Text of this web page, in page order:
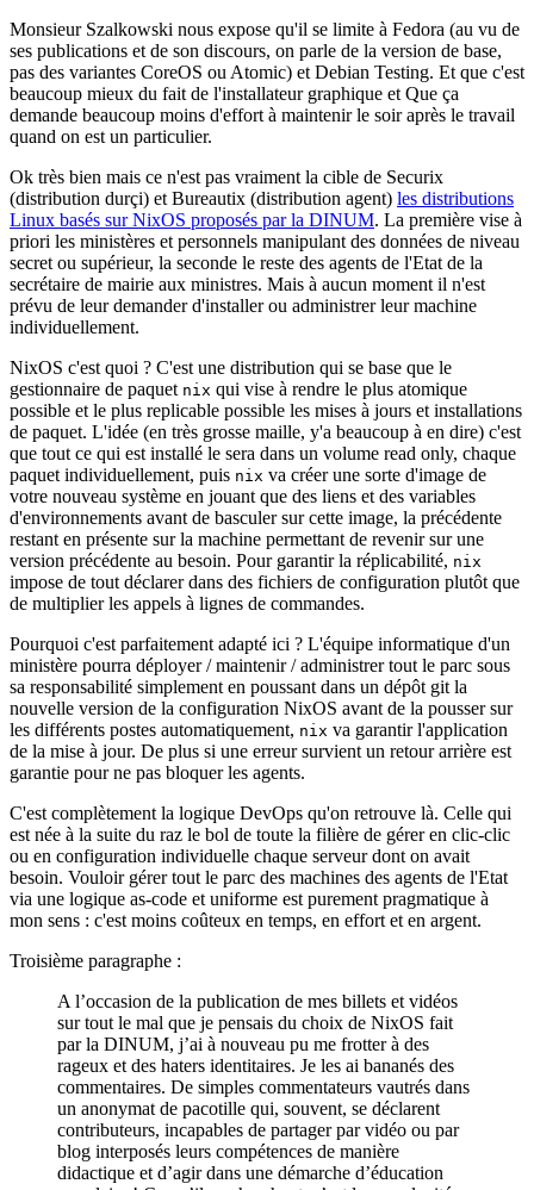
Monsieur Szalkowski nous expose qu'il se limite à Fedora (au vu de
ses publications et de son discours, on parle de la version de base,
pas des variantes CoreOS ou Atomic) et Debian Testing. Et que c'est
beaucoup mieux du fait de l'installateur graphique et Que ça
demande beaucoup moins d'effort à maintenir le soir après le travail
quand on est un particulier.
Ok très bien mais ce n'est pas vraiment la cible de Securix
(distribution durçi) et Bureautix (distribution agent) les distributions
Linux basés sur NixOS proposés par la DINUM. La première vise à
priori les ministères et personnels manipulant des données de niveau
secret ou supérieur, la seconde le reste des agents de l'Etat de la
secrétaire de mairie aux ministres. Mais à aucun moment il n'est
prévu de leur demander d'installer ou administrer leur machine
individuellement.
NixOS c'est quoi ? C'est une distribution qui se base que le
gestionnaire de paquet nix qui vise à rendre le plus atomique
possible et le plus replicable possible les mises à jours et installations
de paquet. L'idée (en très grosse maille, y'a beaucoup à en dire) c'est
que tout ce qui est installé le sera dans un volume read only, chaque
paquet individuellement, puis nix va créer une sorte d'image de
votre nouveau système en jouant que des liens et des variables
d'environnements avant de basculer sur cette image, la précédente
restant en présente sur la machine permettant de revenir sur une
version précédente au besoin. Pour garantir la réplicabilité, nix
impose de tout déclarer dans des fichiers de configuration plutôt que
de multiplier les appels à lignes de commandes.
Pourquoi c'est parfaitement adapté ici ? L'équipe informatique d'un
ministère pourra déployer / maintenir / administrer tout le parc sous
sa responsabilité simplement en poussant dans un dépôt git la
nouvelle version de la configuration NixOS avant de la pousser sur
les différents postes automatiquement, nix va garantir l'application
de la mise à jour. De plus si une erreur survient un retour arrière est
garantie pour ne pas bloquer les agents.
C'est complètement la logique DevOps qu'on retrouve là. Celle qui
est née à la suite du raz le bol de toute la filière de gérer en clic-clic
ou en configuration individuelle chaque serveur dont on avait
besoin. Vouloir gérer tout le parc des machines des agents de l'Etat
via une logique as-code et uniforme est purement pragmatique à
mon sens : c'est moins coûteux en temps, en effort et en argent.
Troisième paragraphe :
A l’occasion de la publication de mes billets et vidéos
sur tout le mal que je pensais du choix de NixOS fait
par la DINUM, j’ai à nouveau pu me frotter à des
rageux et des haters identitaires. Je les ai bananés des
commentaires. De simples commentateurs vautrés dans
un anonymat de pacotille qui, souvent, se déclarent
contributeurs, incapables de partager par vidéo ou par
blog interposés leurs compétences de manière
didactique et d’agir dans une démarche d’éducation